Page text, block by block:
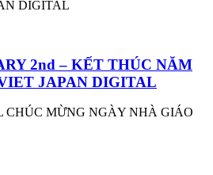
2nd – KẾT THÚC NĂM
JAPAN DIGITAL